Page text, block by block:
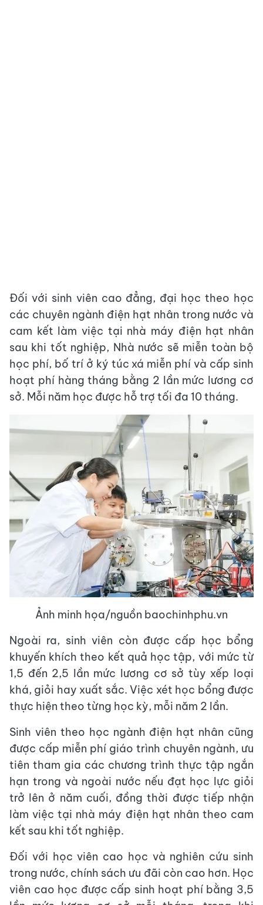
Đối với sinh viên cao đẳng, đại học theo học
các chuyên ngành điện hạt nhân trong nước và
cam kết làm việc tại nhà máy điện hạt nhân
sau khi tốt nghiệp, Nhà nước sẽ miễn toàn bộ
học phí, bố trí ở ký túc xá miễn phí và cấp sinh
hoạt phí hàng tháng bằng 2 lần mức lương cơ
sở. Mỗi năm học được hỗ trợ tối đa 10 tháng.
Ảnh minh họa/nguồn baochinhphu.vn
Ngoài ra, sinh viên còn được cấp học bổng
khuyến khích theo kết quả học tập, với mức từ
1,5 đến 2,5 lần mức lương cơ sở tùy xếp loại
khá, giỏi hay xuất sắc. Việc xét học bổng được
thực hiện theo từng học kỳ, mỗi năm 2 lần.
Sinh viên theo học ngành điện hạt nhân cũng
được cấp miễn phí giáo trình chuyên ngành, ưu
tiên tham gia các chương trình thực tập ngắn
hạn trong và ngoài nước nếu đạt học lực giỏi
trở lên ở năm cuối, đồng thời được tiếp nhận
làm việc tại nhà máy điện hạt nhân theo cam
kết sau khi tốt nghiệp.
Đối với học viên cao học và nghiên cứu sinh
trong nước, chính sách ưu đãi còn cao hơn. Học
viên cao học được cấp sinh hoạt phí bằng 3,5